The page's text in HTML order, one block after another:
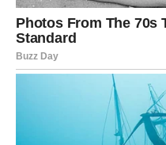
perioda. Godinama ste
često zaboravljajući
Sada dolazi vrijeme kada
ljubav, podršku i
Nagrada